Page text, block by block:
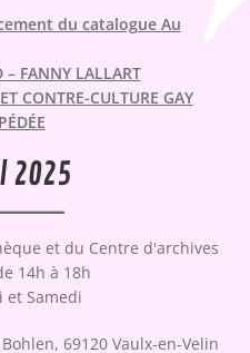
du catalogue Au
FANNY LALLART
CONTRE-CULTURE GAY
et du Centre d'archives
14h à 18h
et Samedi
69120 Vaulx-en-Velin